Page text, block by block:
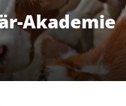
Akademie